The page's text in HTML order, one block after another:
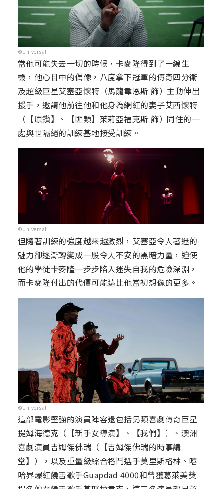
©Universal
當他可能失去一切的時候，卡麥隆得到了一線生
機，他心目中的偶像，八度拿下冠軍的傳奇四分衛
及超級巨星艾塞亞懷特（馬龍韋恩斯 飾）主動伸出
援手，邀請他前往他和他身為網紅的妻子艾西懷特
（【原鑽】、【匪類】茱莉亞福克斯 飾）同住的一
處與世隔絕的訓練基地接受訓練。
©Universal
但隨著訓練的強度越來越激烈，艾塞亞令人著迷的
魅力卻逐漸轉變成一股令人不安的黑暗力量，迫使
他的學徒卡麥隆一步步陷入迷失自我的危險深淵，
而卡麥隆付出的代價可能遠比他當初想像的更多。
©Universal
這部電影堅強的演員陣容還包括另類喜劇傳奇巨星
提姆海德克（【新手女導演】、【我們】）、澳洲
喜劇演員吉姆傑佛瑞（【吉姆傑佛瑞的時事講
堂】），以及重量級綜合格鬥選手莫里斯格林、嘻
哈界爆紅饒舌歌手Guapdad 4000和曾獲葛萊美獎